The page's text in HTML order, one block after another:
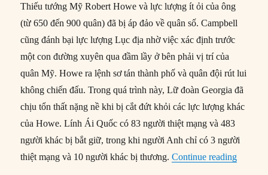
Thiếu tướng Mỹ Robert Howe và lực lượng ít ỏi của ông
(từ 650 đến 900 quân) đã bị áp đảo về quân số. Campbell
cũng đánh bại lực lượng Lục địa nhờ việc xác định trước
một con đường xuyên qua đầm lầy ở bên phải vị trí của
quân Mỹ. Howe ra lệnh sơ tán thành phố và quân đội rút lui
không chiến đấu. Trong quá trình này, Lữ đoàn Georgia đã
chịu tổn thất nặng nề khi bị cắt đứt khỏi các lực lượng khác
của Howe. Lính Ái Quốc có 83 người thiệt mạng và 483
người khác bị bắt giữ, trong khi người Anh chỉ có 3 người
thiệt mạng và 10 người khác bị thương.Continue reading“29/12/